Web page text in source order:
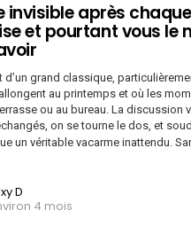
invisible après
et pourtant vous le
d’un grand classique,
au printemps et où les
ou au bureau. La discussion
on se tourne le dos, et
un véritable vacarme inattendu.
D
4 mois